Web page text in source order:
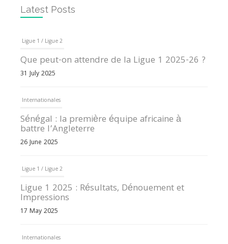
Latest Posts
Internationales
Sénégal : la première équipe africaine à
battre l’Angleterre
Ligue 1 2025 : Résultats, Dénouement et
Impressions
Les Joueurs de Football Africains les Plus
Célèbres de Tous les Temps